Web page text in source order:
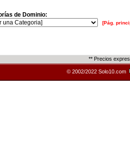
de Dominio:
[Pág.
** Precios
© 2002/2022 Solo10.com